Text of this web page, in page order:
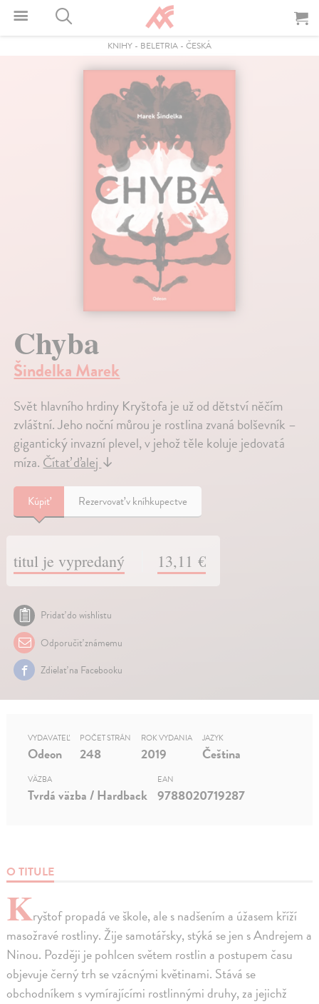
KNIHY - BELETRIA - ČESKÁ
Chyba
Šindelka Marek
Svět hlavního hrdiny Kryštofa je už od dětství něčím
zvláštní. Jeho noční můrou je rostlina zvaná bolševník –
gigantický invazní plevel, v jehož těle koluje jedovatá
míza.Čítať ďalej↓
Kúpiť Rezervovať v kníhkupectve
titul je vypredaný 13,11 €
Pridať do wishlistu
Odporučiť známemu
Zdielať na Facebooku
O TITULE
Kryštof propadá ve škole, ale s nadšením a úžasem kříží
masožravé rostliny. Žije samotářsky, stýká se jen s Andrejem a
Ninou. Později je pohlcen světem rostlin a postupem času
objevuje černý trh se vzácnými květinami. Stává se
obchodníkem s vymírajícími rostlinnými druhy, za jejichž
VYDAVATEĽ
Odeon
POČET STRÁN
248
ROK VYDANIA
2019
JAZYK
Čeština
VÄZBA
Tvrdá väzba / Hardback
EAN
9788020719287